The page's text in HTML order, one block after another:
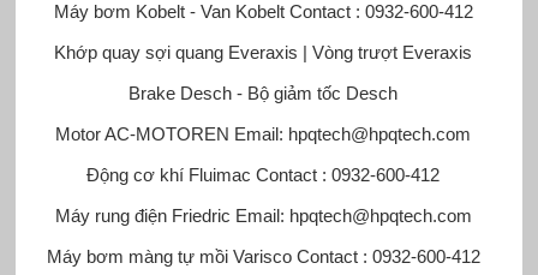
Máy bơm Kobelt - Van KobeltContact : 0932-600-412
Khớp quay sợi quang Everaxis | Vòng trượt Everaxis
Brake Desch - Bộ giảm tốc Desch
Motor AC-MOTOREN Email: hpqtech@hpqtech.com
Động cơ khí Fluimac Contact : 0932-600-412
Máy rung điện Friedric Email: hpqtech@hpqtech.com
Máy bơm màng tự mồi VariscoContact : 0932-600-412